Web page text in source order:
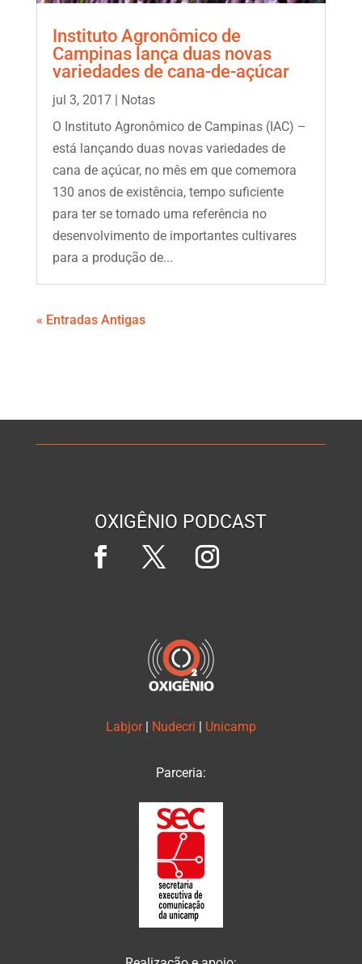
Instituto Agronômico de
Campinas lança duas novas
variedades de cana-de-açúcar
jul 3, 2017| Notas
O Instituto Agronômico de Campinas (IAC) –
está lançando duas novas variedades de
cana de açúcar, no mês em que comemora
130 anos de existência, tempo suficiente
para ter se tornado uma referência no
desenvolvimento de importantes cultivares
para a produção de...
« Entradas Antigas
OXIGÊNIO PODCAST
Labjor | Nudecri | Unicamp
Parceria: